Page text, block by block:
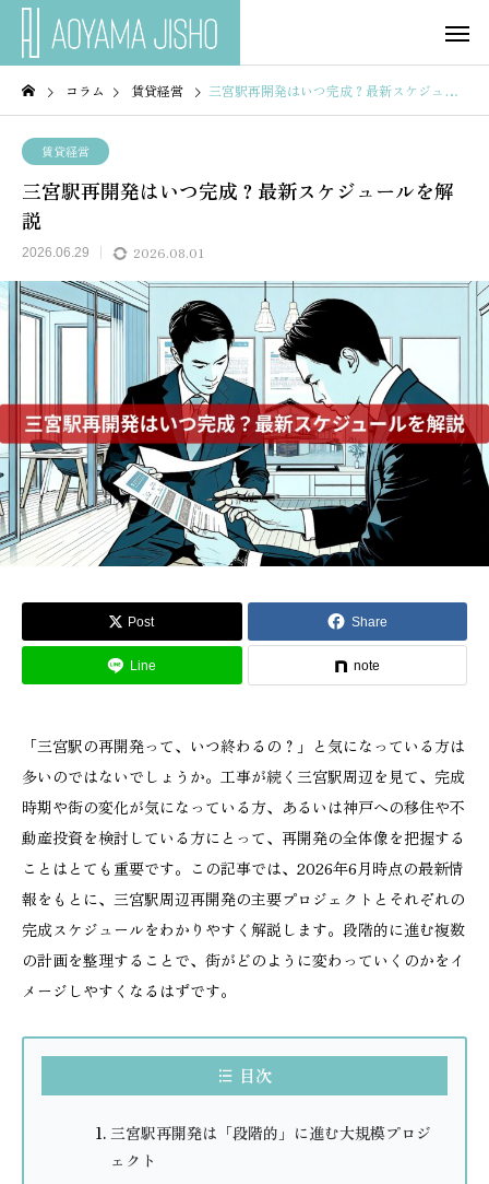
コラム 賃貸経営 三宮駅再開発はいつ完成？最新スケジュールを解説
賃貸経営
三宮駅再開発はいつ完成？最新スケジュールを解
説
2026.06.29 2026.08.01
Post Share
Line note
「三宮駅の再開発って、いつ終わるの？」と気になっている方は
多いのではないでしょうか。工事が続く三宮駅周辺を見て、完成
時期や街の変化が気になっている方、あるいは神戸への移住や不
動産投資を検討している方にとって、再開発の全体像を把握する
ことはとても重要です。この記事では、2026年6月時点の最新情
報をもとに、三宮駅周辺再開発の主要プロジェクトとそれぞれの
完成スケジュールをわかりやすく解説します。段階的に進む複数
の計画を整理することで、街がどのように変わっていくのかをイ
メージしやすくなるはずです。
目次
三宮駅再開発は「段階的」に進む大規模プロジ
ェクト